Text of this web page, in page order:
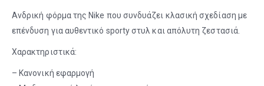
Ανδρική φόρμα της Nike που συνδυάζει κλασική σχεδίαση με
επένδυση για αυθεντικό sporty στυλ και απόλυτη ζεστασιά.
Χαρακτηριστικά:
– Κανονική εφαρμογή